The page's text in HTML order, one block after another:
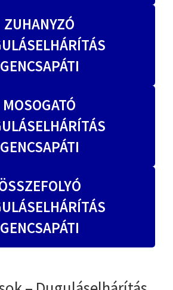
ZUHANYZÓ
GENCSAPÁTI
MOSOGATÓ
GENCSAPÁTI
GENCSAPÁTI